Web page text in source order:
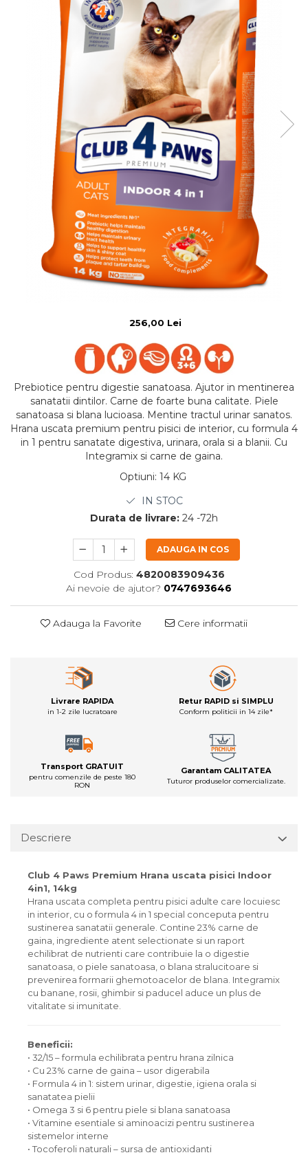
256,00 Lei
Prebiotice pentru digestie sanatoasa. Ajutor in mentinerea
sanatatii dintilor. Carne de foarte buna calitate. Piele
sanatoasa si blana lucioasa. Mentine tractul urinar sanatos.
Hrana uscata premium pentru pisici de interior, cu formula 4
in 1 pentru sanatate digestiva, urinara, orala si a blanii. Cu
Integramix si carne de gaina.
Optiuni: 14 KG
IN STOC
Durata de livrare: 24 -72h
ADAUGA IN COS
Cod Produs: 4820083909436
Ai nevoie de ajutor? 0747693646
Adauga la Favorite Cere informatii
Livrare RAPIDA
in 1-2 zile lucratoare
Retur RAPID si SIMPLU
Conform politicii in 14 zile*
Transport GRATUIT
pentru comenzile de peste 180
RON
Garantam CALITATEA
Tuturor produselor comercializate.
Descriere
Club 4 Paws Premium Hrana uscata pisici Indoor
4in1, 14kg
Hrana uscata completa pentru pisici adulte care locuiesc
in interior, cu o formula 4 in 1 special conceputa pentru
sustinerea sanatatii generale. Contine 23% carne de
gaina, ingrediente atent selectionate si un raport
echilibrat de nutrienti care contribuie la o digestie
sanatoasa, o piele sanatoasa, o blana stralucitoare si
prevenirea formarii ghemotoacelor de blana. Integramix
cu banane, rosii, ghimbir si paducel aduce un plus de
vitalitate si imunitate.
Beneficii:
• 32/15 – formula echilibrata pentru hrana zilnica
• Cu 23% carne de gaina – usor digerabila
• Formula 4 in 1: sistem urinar, digestie, igiena orala si
sanatatea pielii
• Omega 3 si 6 pentru piele si blana sanatoasa
• Vitamine esentiale si aminoacizi pentru sustinerea
sistemelor interne
• Tocoferoli naturali – sursa de antioxidanti